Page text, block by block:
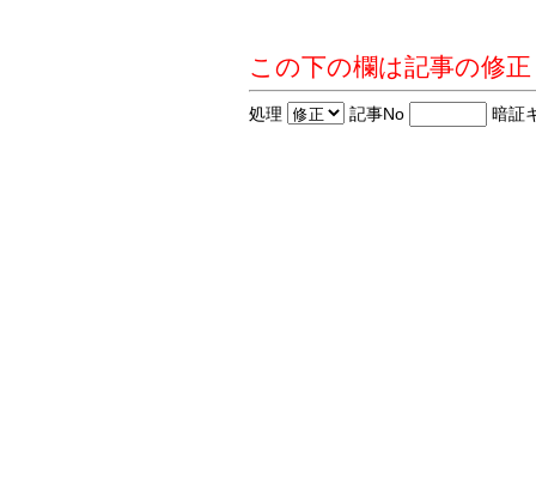
この下の欄は記事の修
処理 記事No 暗証